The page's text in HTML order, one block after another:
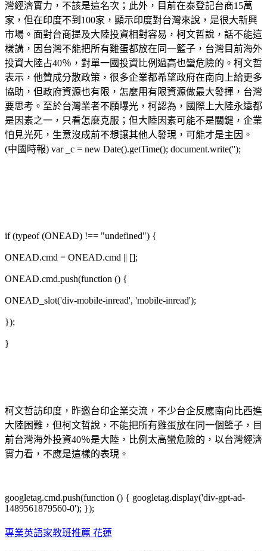
灣經濟實力，不該是這名次；此外，目前在泰登記台商15萬
家，但在印度不到100家，顯示印度對台灣來說，是很大新興
市場。面對台商提及大陸投資相對容易，柯文哲說，話不能這
樣講，因台灣不能把所有雞蛋都放在同一籃子，台灣目前海外
投資大陸占40％，對單一國投資比例過高也蠻危險的。柯文哲
表示，他贊成分散政策，很多企業都希望政府在南向上給更多
協助，但政府資源也有限，怎麼用有限資源做最大發揮，台灣
要思考。至於台灣業者不願曝光，柯認為，國際上大陸永遠都
是因素之一，只看怎麼克服；但大陸因素可能不是關鍵，企業
怕見光死，生意沒成前不想讓其他人發現，可能才是主因。
(中國時報) var _c = new Date().getTime(); document.write('');
if (typeof (ONEAD) !== "undefined") {
ONEAD.cmd = ONEAD.cmd || [];
ONEAD.cmd.push(function () {
ONEAD_slot('div-mobile-inread', 'mobile-inread');
});
}
柯文哲訪印度，昨邀台印企業交流，不少台企反應南向比西進
大陸困難，但柯文哲說，不能把所有雞蛋放在同一個籃子，目
前台灣海外投資40％是大陸，比例太高蠻危險的，以台灣經濟
實力看，不應是這樣的表現。
googletag.cmd.push(function () { googletag.display('div-gpt-ad-
1489561879560-0'); });
專業英語家教班推薦 花蓮